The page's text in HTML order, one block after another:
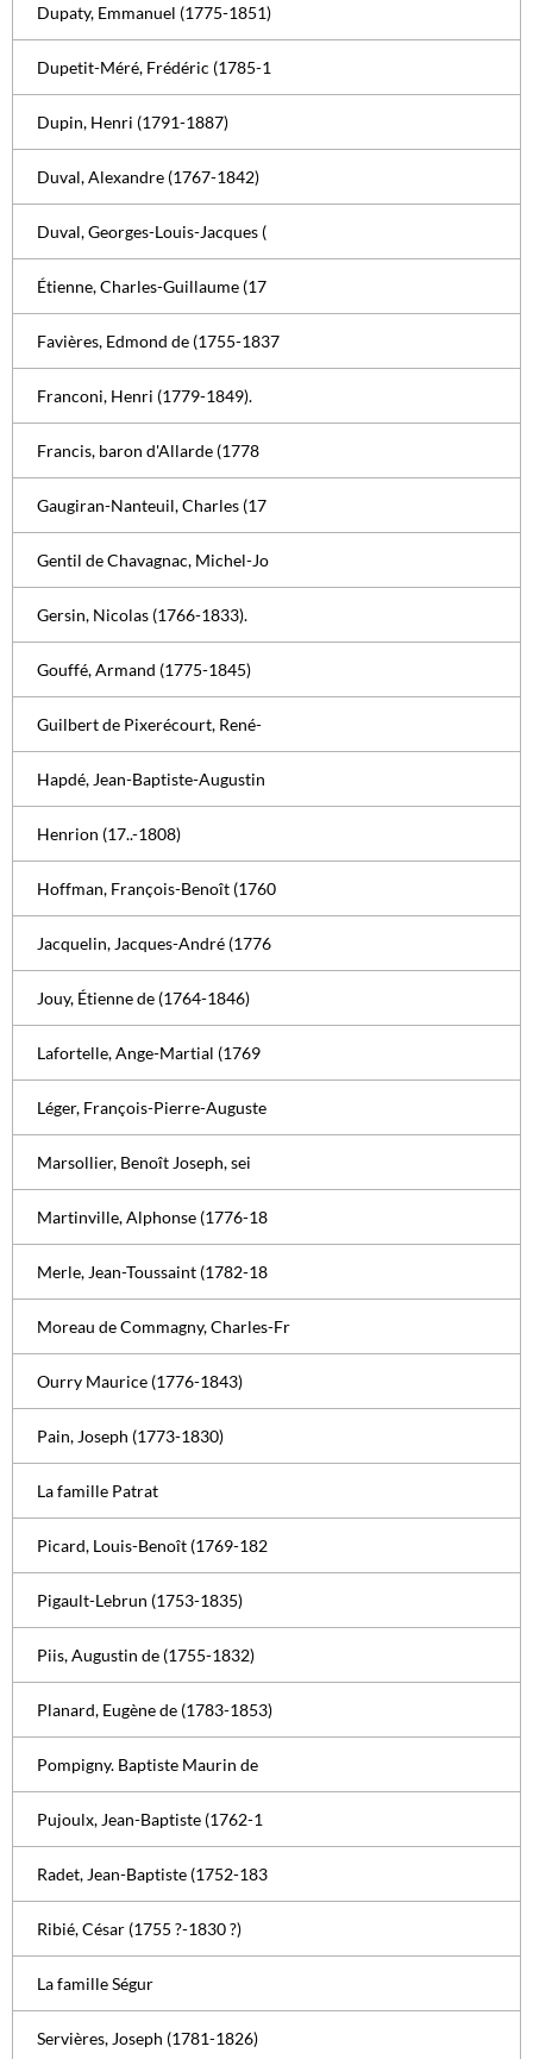
Dupaty, Emmanuel (1775-1851)
Dupetit-Méré, Frédéric (1785-1
Dupin, Henri (1791-1887)
Duval, Alexandre (1767-1842)
Duval, Georges-Louis-Jacques (
Étienne, Charles-Guillaume (17
Favières, Edmond de (1755-1837
Franconi, Henri (1779-1849).
Francis, baron d'Allarde (1778
Gaugiran-Nanteuil, Charles (17
Gentil de Chavagnac, Michel-Jo
Gersin, Nicolas (1766-1833).
Gouffé, Armand (1775-1845)
Guilbert de Pixerécourt, René-
Hapdé, Jean-Baptiste-Augustin
Henrion (17..-1808)
Hoffman, François-Benoît (1760
Jacquelin, Jacques-André (1776
Jouy, Étienne de (1764-1846)
Lafortelle, Ange-Martial (1769
Léger, François-Pierre-Auguste
Marsollier, Benoît Joseph, sei
Martinville, Alphonse (1776-18
Merle, Jean-Toussaint (1782-18
Moreau de Commagny, Charles-Fr
Ourry Maurice (1776-1843)
Pain, Joseph (1773-1830)
La famille Patrat
Picard, Louis-Benoît (1769-182
Pigault-Lebrun (1753-1835)
Piis, Augustin de (1755-1832)
Planard, Eugène de (1783-1853)
Pompigny. Baptiste Maurin de
Pujoulx, Jean-Baptiste (1762-1
Radet, Jean-Baptiste (1752-183
Ribié, César (1755 ?-1830 ?)
La famille Ségur
Servières, Joseph (1781-1826)